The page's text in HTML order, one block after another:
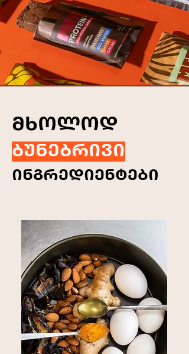
ᲛᲮᲝᲚᲝᲓ
ᲑᲣᲜᲔᲑᲠᲘᲕᲘ
ᲘᲜᲒᲠᲔᲓᲘᲔᲜᲢᲔᲑᲘ